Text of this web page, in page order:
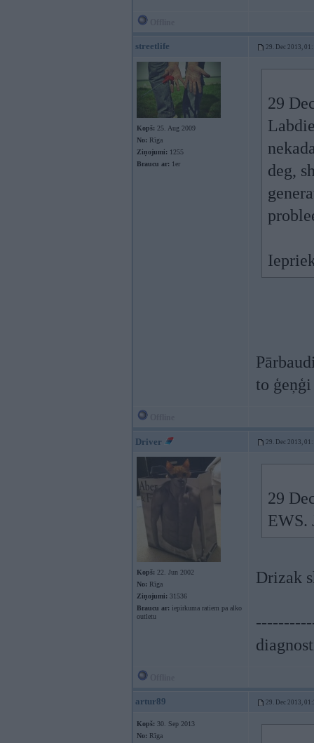
streetlife 29. Dec 2013,
Kopš: 25. Aug 2009
No: Rīga
Ziņojumi: 1255
Braucu ar: 1er
29
deg,
to
Driver 29. Dec 2013,
Kopš: 22. Jun 2002
No: Rīga
Ziņojumi: 31536
Braucu ar: iepirkuma ratiem pa alko
outletu
29
EWS.
Drizak
artur89 29. Dec 2013,
Kopš: 30. Sep 2013
No: Rīga